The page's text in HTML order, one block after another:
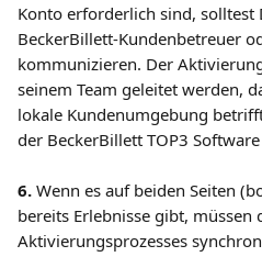
Konto erforderlich sind, solltest
BeckerBillett-Kundenbetreuer
kommunizieren. Der
seinem Team geleitet werden,
lokale Kundenumgebung
der BeckerBillett TOP3
6. Wenn es auf beiden Seiten
bereits Erlebnisse gibt, müssen
Aktivierungsprozesses